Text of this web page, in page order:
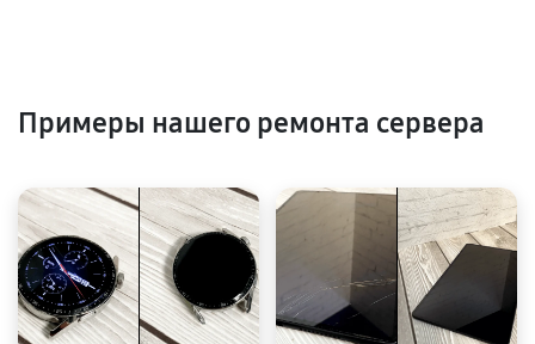
Примеры нашего ремонта сервера